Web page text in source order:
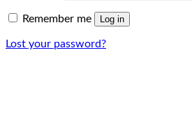
Remember me Log in
Lost your password?